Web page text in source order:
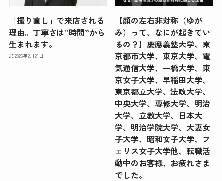
「撮り直し」で来店される
理由。丁寧さは“時間”から
生まれます。
2026年2月21日
【顔の左右非対称（ゆが
み）って、なにが起きてい
るの？】慶應義塾大学、東
京都市大学、東京大学、電
気通信大学、一橋大学、東
京女子大学、早稲田大学、
東京都立大学、法政大学、
中央大学、専修大学、明治
大学、立教大学、日本大
学、明治学院大学、大妻女
子大学、昭和女子大学、フ
ェリス女子大学他、転職活
動中のお客様、お疲れさま
でした。